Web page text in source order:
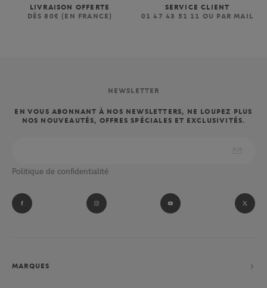
LIVRAISON OFFERTE
DÈS 80€ (EN FRANCE)
SERVICE CLIENT
01 47 43 51 11 OU PAR MAIL
NEWSLETTER
EN VOUS ABONNANT À NOS NEWSLETTERS, NE LOUPEZ PLUS
NOS NOUVEAUTÉS, OFFRES SPÉCIALES ET EXCLUSIVITÉS.
Politique de confidentialité
MARQUES